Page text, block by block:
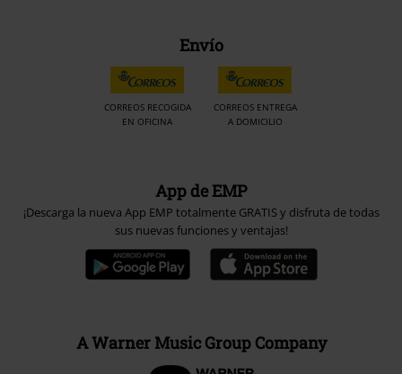
Envío
CORREOS RECOGIDA
EN OFICINA
CORREOS ENTREGA
A DOMICILIO
App de EMP
¡Descarga la nueva App EMP totalmente GRATIS y disfruta de todas
sus nuevas funciones y ventajas!
A Warner Music Group Company